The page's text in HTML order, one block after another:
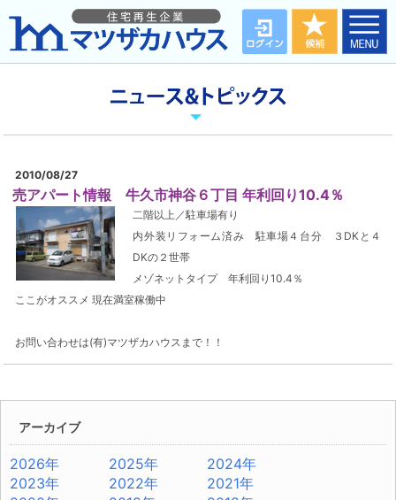
2010/08/27
売アパート情報 牛久市神谷６丁目 年利回り10.4％
二階以上／駐車場有り
内外装リフォーム済み 駐車場４台分 ３DKと４
DKの２世帯
メゾネットタイプ 年利回り10.4％
ここがオススメ 現在満室稼働中
お問い合わせは(有)マツザカハウスまで！！
アーカイブ
2026年 2025年
2024年
2023年
2022年
2021年